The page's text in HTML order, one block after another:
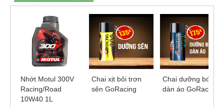
Nhớt Motul 300V
Racing/Road
10W40 1L
Chai xịt bôi trơn
sên GoRacing
Chai dưỡng bóng
dàn áo GoRacing